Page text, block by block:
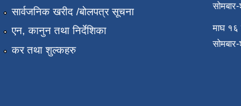
सार्वजनिक खरीद /बोलपत्र सूचना
एन, कानुन तथा निर्देशिका
कर तथा शुल्कहरु
माघ १६